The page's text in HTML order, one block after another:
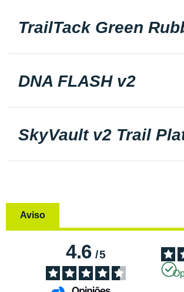
TrailTack Green
DNA FLASH v2
SkyVault v2 Trail
Aviso
4.6/5